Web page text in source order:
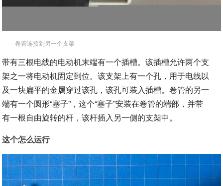
卷管连接到另一个支架
带有三根电线的电动机末端有一个插槽。该插槽允许两个支
架之一将电动机固定到位。该支架上有一个孔，用于电线以
及一块扁平的金属穿过该孔，该孔可装入插槽。卷管的另一
端有一个圆形“塞子”，这个“塞子”安装在卷管的端部，并带
有一根自由旋转的杆，该杆插入另一侧的支架中。
这个怎么运行